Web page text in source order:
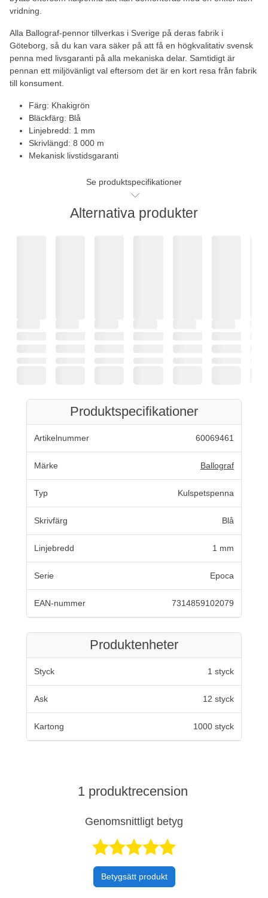
vridning.
Alla Ballograf-pennor tillverkas i Sverige på deras fabrik i
Göteborg, så du kan vara säker på att få en högkvalitativ svensk
penna med livsgaranti på alla mekaniska delar. Samtidigt är
pennan ett miljövänligt val eftersom det är en kort resa från fabrik
till konsument.
Färg: Khakigrön
Bläckfärg: Blå
Linjebredd: 1 mm
Skrivlängd: 8 000 m
Mekanisk livstidsgaranti
Se produktspecifikationer
Alternativa produkter
Produktspecifikationer
Artikelnummer 60069461
Märke Ballograf
Typ Kulspetspenna
Skrivfärg Blå
Linjebredd 1 mm
Serie Epoca
EAN-nummer 7314859102079
Produktenheter
Styck 1 styck
Ask 12 styck
Kartong 1000 styck
1 produktrecension
Genomsnittligt betyg
Betygsatt 5 av
Betygsätt produkt